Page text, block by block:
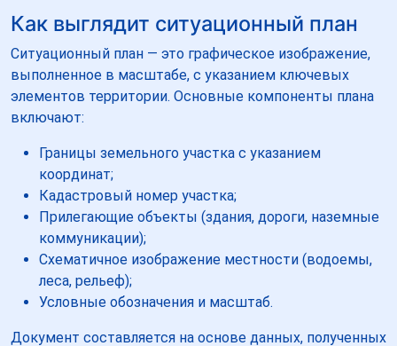
Как выглядит ситуационный план
Ситуационный план — это графическое изображение,
выполненное в масштабе, с указанием ключевых
элементов территории. Основные компоненты плана
включают:
Границы земельного участка с указанием
координат;
Кадастровый номер участка;
Прилегающие объекты (здания, дороги, наземные
коммуникации);
Схематичное изображение местности (водоемы,
леса, рельеф);
Условные обозначения и масштаб.
Документ составляется на основе данных, полученных